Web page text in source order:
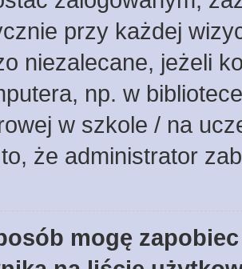
przy każdej
niezalecane, jeżeli
np. w
w szkole / na
że administrator
mogę